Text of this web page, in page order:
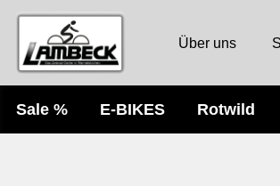
Über uns
Sale % E-BIKES Rotwild